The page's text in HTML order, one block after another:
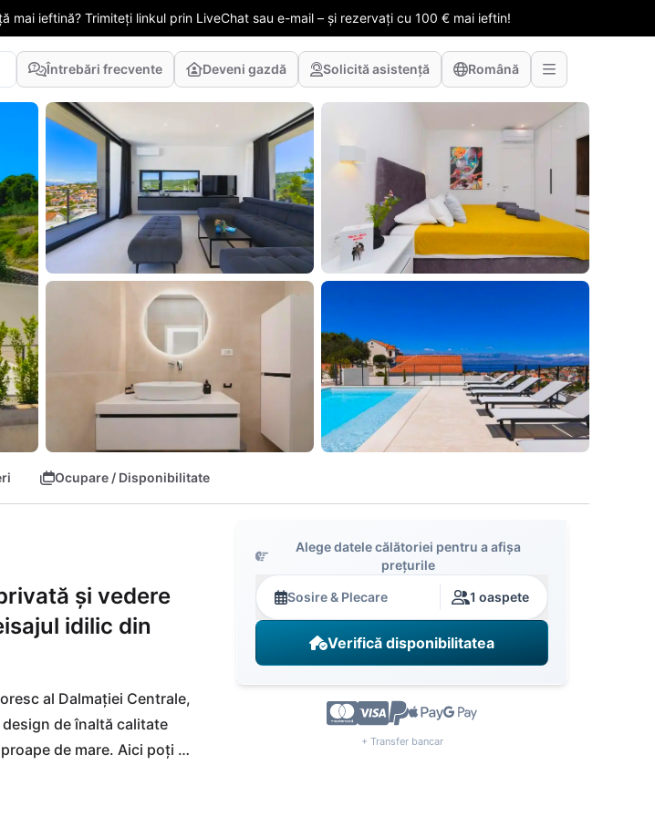
mai ieftină? Trimiteți linkul prin LiveChat sau e-mail – și rezervați cu 100 € mai ieftin!
Întrebări frecvente Deveni gazdă Solicită asistență Română
Ocupare / Disponibilitate
și vedere
idilic din
al Dalmației Centrale,
de înaltă calitate
de mare. Aici poți
la soare pe
o aruncătură de băț,
Alege datele călătoriei pentru a afișa
prețurile
Sosire & Plecare 1 oaspete
Verifică disponibilitatea
+ Transfer bancar